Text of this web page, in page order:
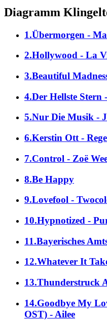
Diagramm
1.Übermorgen -
2.Hollywood - La
3.Beautiful
4.Der Hellste Stern
5.Nur Die Musik -
6.Kerstin Ott -
7.Control - Zoë
8.Be Happy
9.Lovefool -
10.Hypnotized -
11.Bayerisches
12.Whatever It
13.Thunderstruck
14.Goodbye My
OST) - Ailee